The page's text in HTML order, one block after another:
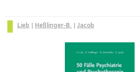
Lieb | Heßlinger-B. | Jacob